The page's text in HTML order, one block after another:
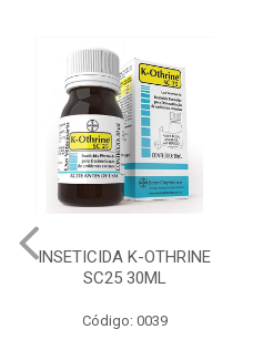
INSETICIDA K-OTHRINE
SC25 30ML
Código: 0039